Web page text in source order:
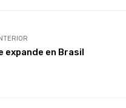
expande en Brasil